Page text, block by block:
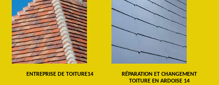
ENTREPRISE DE TOITURE14
RÉPARATION ET CHANGEMENT
TOITURE EN ARDOISE 14